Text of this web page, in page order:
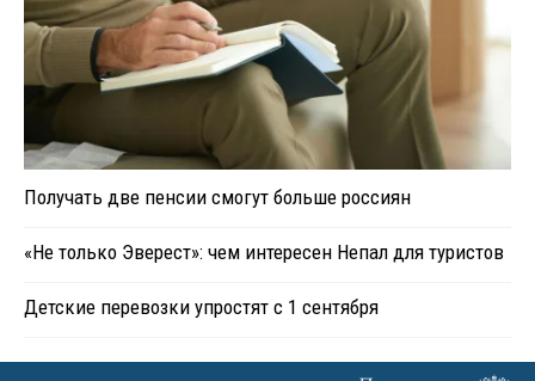
Получать две пенсии смогут больше россиян
«Не только Эверест»: чем интересен Непал для туристов
Детские перевозки упростят с 1 сентября